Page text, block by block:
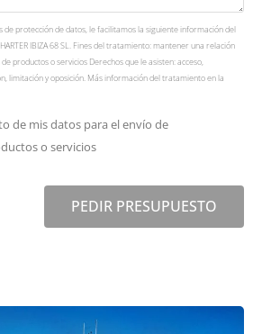
de protección de datos, le facilitamos la siguiente información del
IBIZA 68 SL. Fines del tratamiento: mantener una relación
productos o servicios Derechos que le asisten: acceso,
limitación y oposición. Más información del tratamiento en la
de mis datos para el envío de
o servicios
PEDIR PRESUPUESTO